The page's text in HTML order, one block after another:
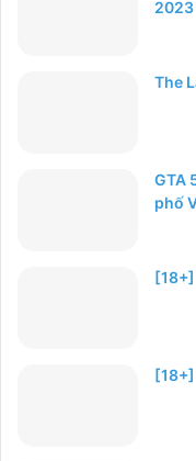
2023
The
GTA
phố
[18+]
[18+]